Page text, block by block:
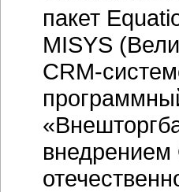
пакет
MISYS
CRM-
внедрением